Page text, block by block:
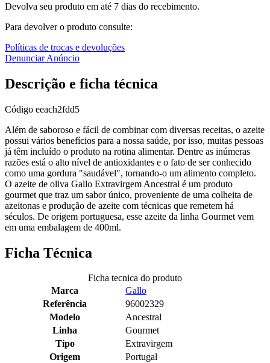
Devolva seu produto em até 7 dias do recebimento.
Para devolver o produto consulte:
Políticas de trocas e devoluções
Denunciar Anúncio
Descrição e ficha técnica
Código eeach2fdd5
Além de saboroso e fácil de combinar com diversas receitas, o azeite
possui vários benefícios para a nossa saúde, por isso, muitas pessoas
já têm incluído o produto na rotina alimentar. Dentre as inúmeras
razões está o alto nível de antioxidantes e o fato de ser conhecido
como uma gordura "saudável", tornando-o um alimento completo.
O azeite de oliva Gallo Extravirgem Ancestral é um produto
gourmet que traz um sabor único, proveniente de uma colheita de
azeitonas e produção de azeite com técnicas que remetem há
séculos. De origem portuguesa, esse azeite da linha Gourmet vem
em uma embalagem de 400ml.
Ficha Técnica
Ficha tecnica do produto
Marca
Gallo
Referência
96002329
Modelo
Ancestral
Linha
Gourmet
Tipo
Extravirgem
Origem
Portugal